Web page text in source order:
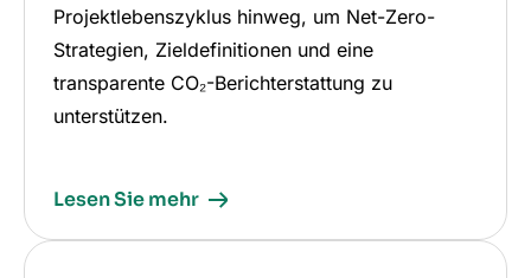
Projektlebenszyklus hinweg, um Net-Zero-
Strategien, Zieldefinitionen und eine
transparente CO₂-Berichterstattung zu
unterstützen.
Lesen Sie mehr